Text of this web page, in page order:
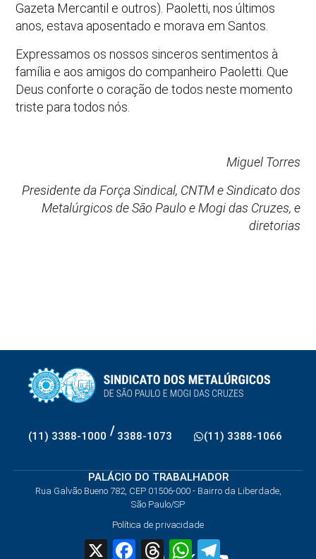
Gazeta Mercantil e outros). Paoletti, nos últimos
anos, estava aposentado e morava em Santos.
Expressamos os nossos sinceros sentimentos à
família e aos amigos do companheiro Paoletti. Que
Deus conforte o coração de todos neste momento
triste para todos nós.
Miguel Torres
Presidente da Força Sindical, CNTM e Sindicato dos
Metalúrgicos de São Paulo e Mogi das Cruzes, e
diretorias
(11) 3388-1000 / 3388-1073 (11) 3388-1066
PALÁCIO DO TRABALHADOR
Rua Galvão Bueno 782, CEP 01506-000 - Bairro da Liberdade,
São Paulo/SP
Política de privacidade
X FacebookThreadsWhatsApp